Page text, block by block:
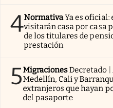
4NormativaYa es oficial:
visitarán casa por casa
de los titulares de
prestación
5MigracionesDecretado |
Medellín, Cali y
extranjeros que hayan
del pasaporte